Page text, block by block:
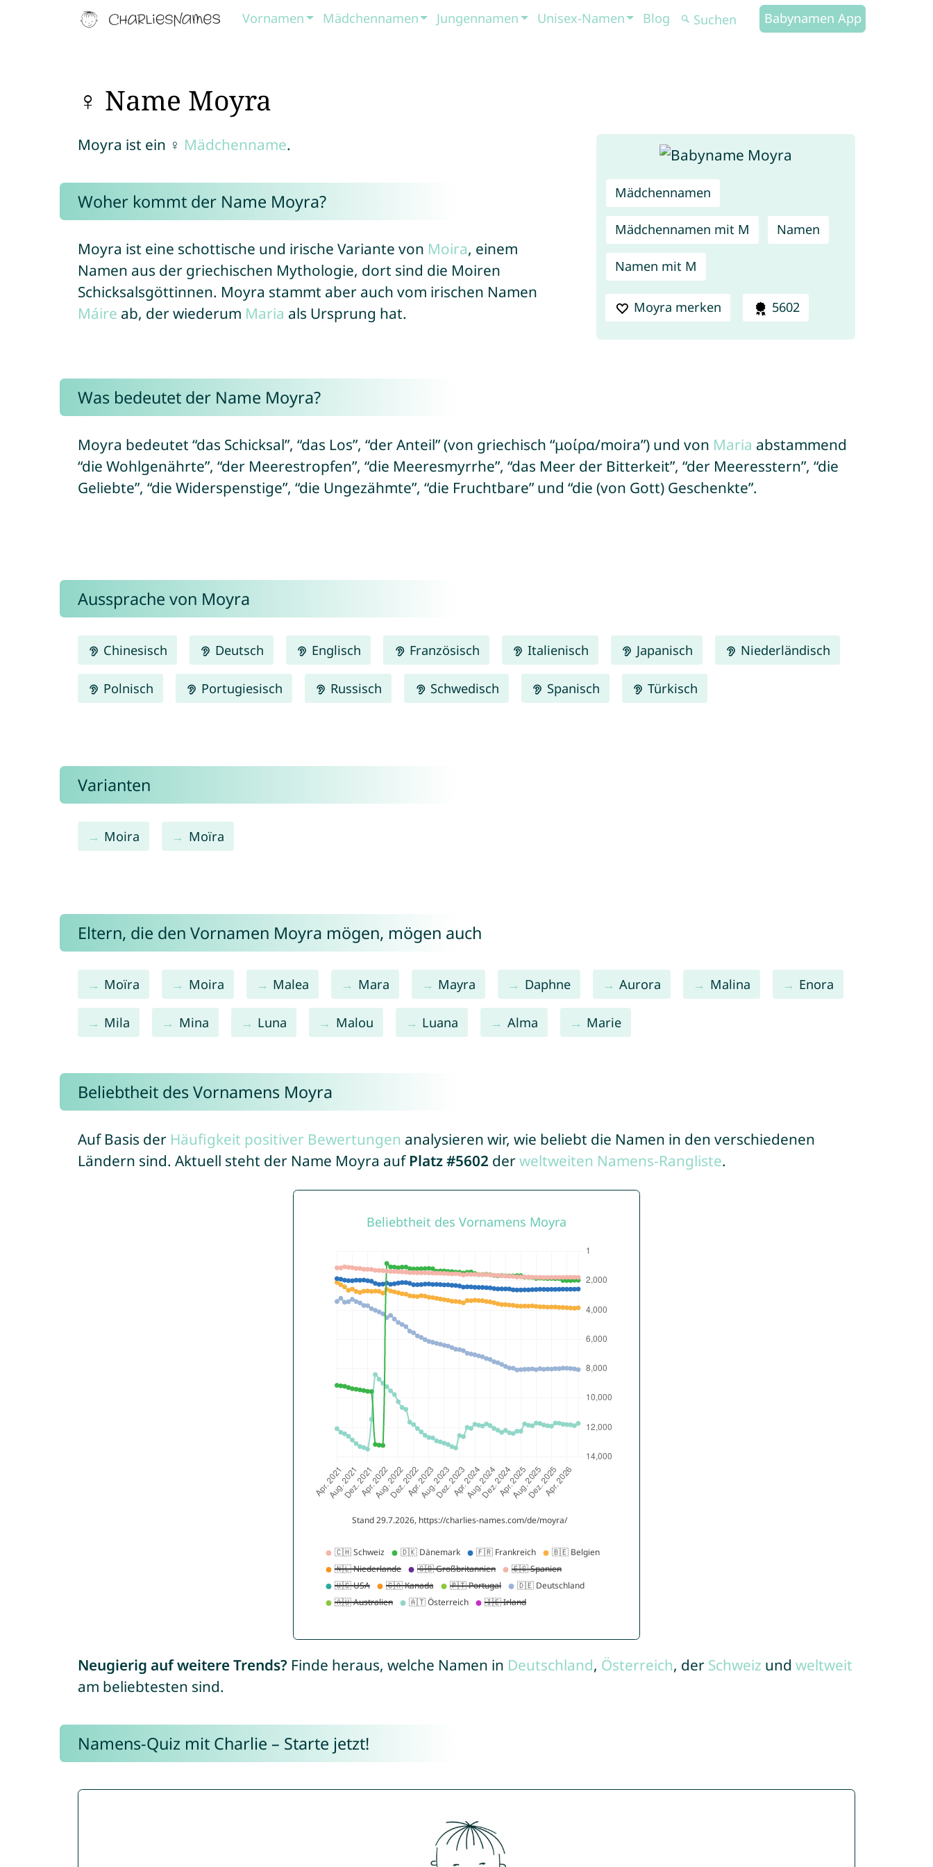
Vornamen Mädchennamen Jungennamen Unisex-Namen Blog Babynamen App
♀ Name Moyra
Mädchennamen
Mädchennamen mit M Namen
Namen mit M
Moyra merken 5602
Moyra ist ein ♀ Mädchenname.
Woher kommt der Name Moyra?
Moyra ist eine schottische und irische Variante von Moira, einem
Namen aus der griechischen Mythologie, dort sind die Moiren
Schicksalsgöttinnen. Moyra stammt aber auch vom irischen Namen
Máire ab, der wiederum Maria als Ursprung hat.
Was bedeutet der Name Moyra?
Moyra bedeutet “das Schicksal”, “das Los”, “der Anteil” (von griechisch “μοίρα/moira”) und von Maria abstammend
“die Wohlgenährte”, “der Meerestropfen”, “die Meeresmyrrhe”, “das Meer der Bitterkeit”, “der Meeresstern”, “die
Geliebte”, “die Widerspenstige”, “die Ungezähmte”, “die Fruchtbare” und “die (von Gott) Geschenkte”.
Aussprache von Moyra
Chinesisch Deutsch Englisch Französisch Italienisch Japanisch Niederländisch
Polnisch Portugiesisch Russisch Schwedisch Spanisch Türkisch
Varianten
Moira Moïra
Eltern, die den Vornamen Moyra mögen, mögen auch
Moïra Moira Malea Mara Mayra Daphne Aurora Malina Enora
Mila Mina Luna Malou Luana Alma Marie
Beliebtheit des Vornamens Moyra
Auf Basis der Häufigkeit positiver Bewertungen analysieren wir, wie beliebt die Namen in den verschiedenen
Ländern sind. Aktuell steht der Name Moyra auf Platz #5602 derweltweiten Namens-Rangliste.
Neugierig auf weitere Trends? Finde heraus, welche Namen in Deutschland, Österreich, der Schweiz und weltweit
am beliebtesten sind.
Namens-Quiz mit Charlie – Starte jetzt!